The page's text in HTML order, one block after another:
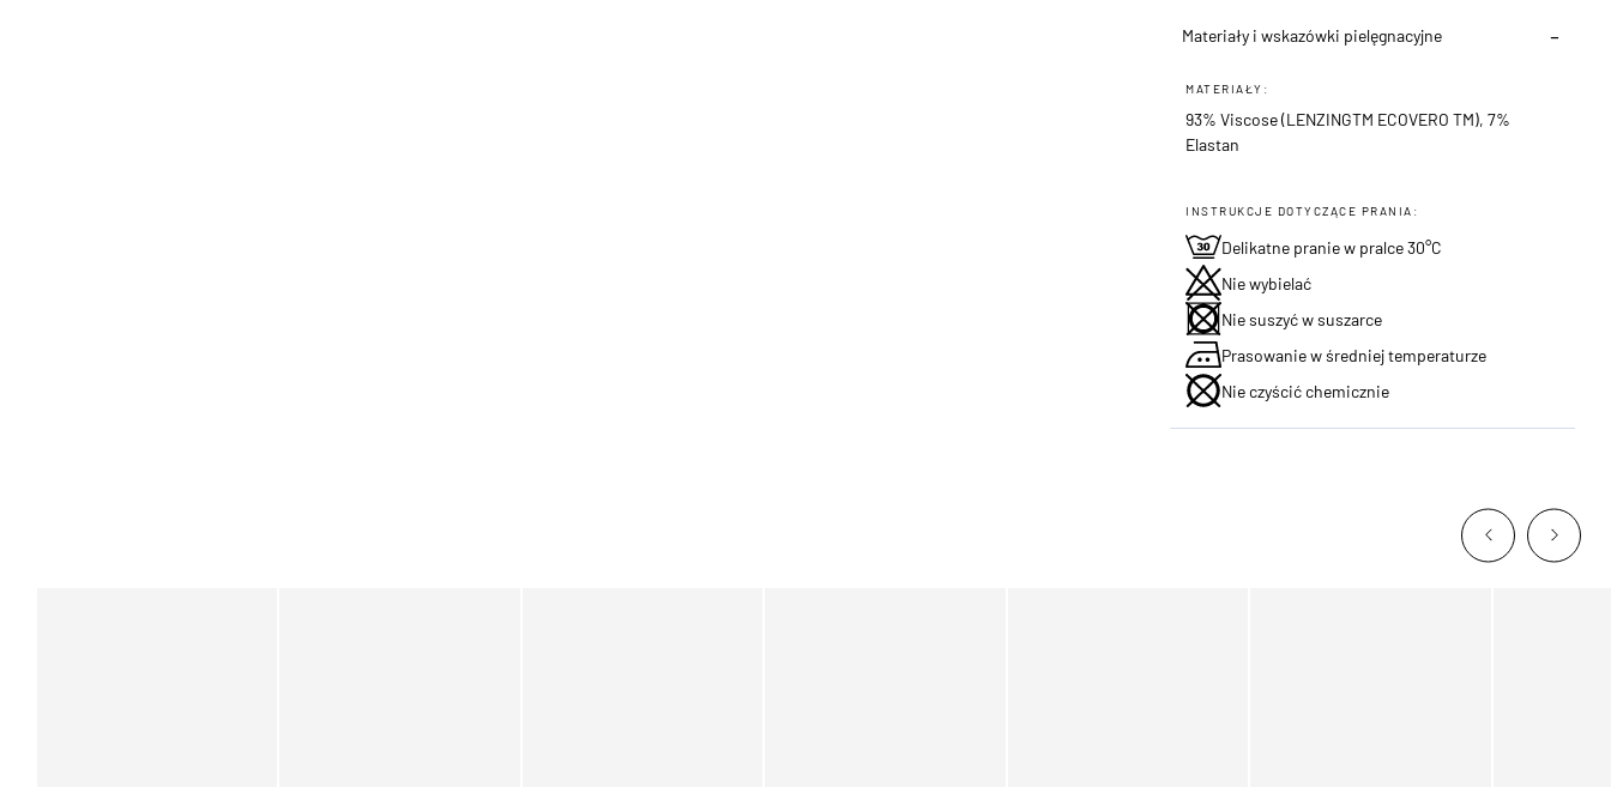
Materiały i wskazówki pielęgnacyjne
MATERIAŁY:
93% Viscose (LENZINGTM ECOVERO TM), 7%
Elastan
INSTRUKCJE DOTYCZĄCE PRANIA:
Delikatne pranie w pralce 30°C
Nie wybielać
Nie suszyć w suszarce
Prasowanie w średniej temperaturze
Nie czyścić chemicznie